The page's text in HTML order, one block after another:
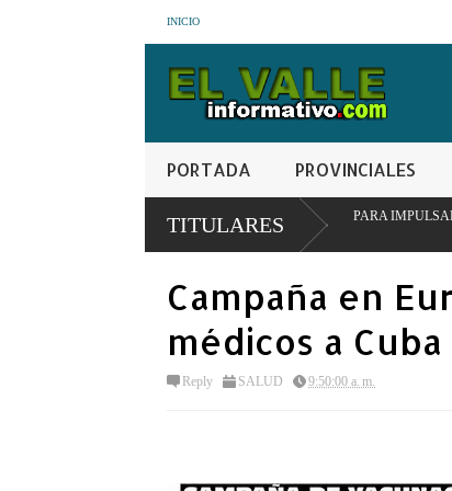
INICIO
PORTADA PROVINCIALES
TITULARES
EN SAN JUAN PARA IMPULSAR MODELO PIONERO DE
Campaña en
médicos a Cuba
Reply SALUD 9:50:00 a. m.